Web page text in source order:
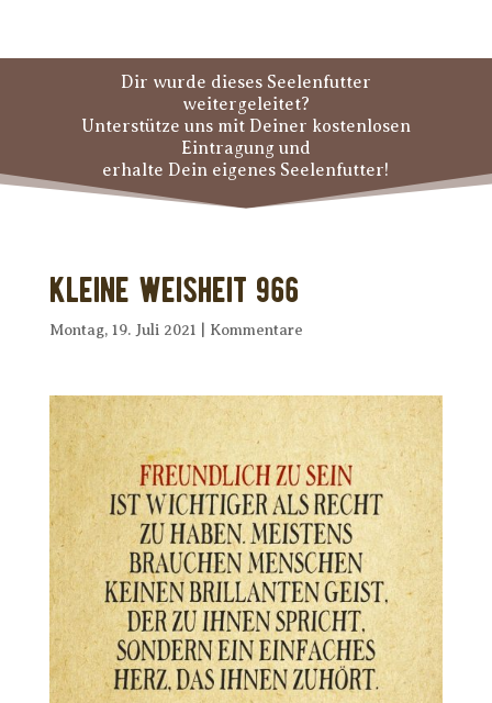
Dir wurde dieses Seelenfutter
weitergeleitet?
Unterstütze uns mit Deiner kostenlosen
Eintragung und
erhalte Dein eigenes Seelenfutter!
Kleine Weisheit 966
Montag, 19. Juli 2021 Kommentare